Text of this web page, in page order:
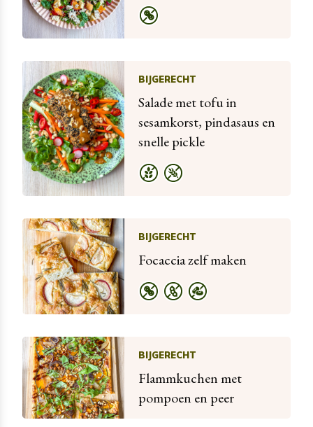
BIJGERECHT
Salade met tofu in
sesamkorst, pindasaus en
snelle pickle
BIJGERECHT
Focaccia zelf maken
BIJGERECHT
Flammkuchen met
pompoen en peer